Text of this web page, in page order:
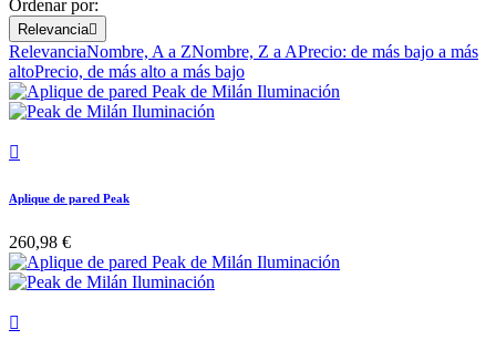
Ordenar por:
Relevancia
RelevanciaNombre, A a ZNombre, Z a APrecio: de más bajo a más
altoPrecio, de más alto a más bajo

Aplique de pared Peak
260,98 €
